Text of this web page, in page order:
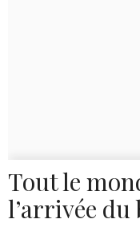
Tout le
l’arrivée du